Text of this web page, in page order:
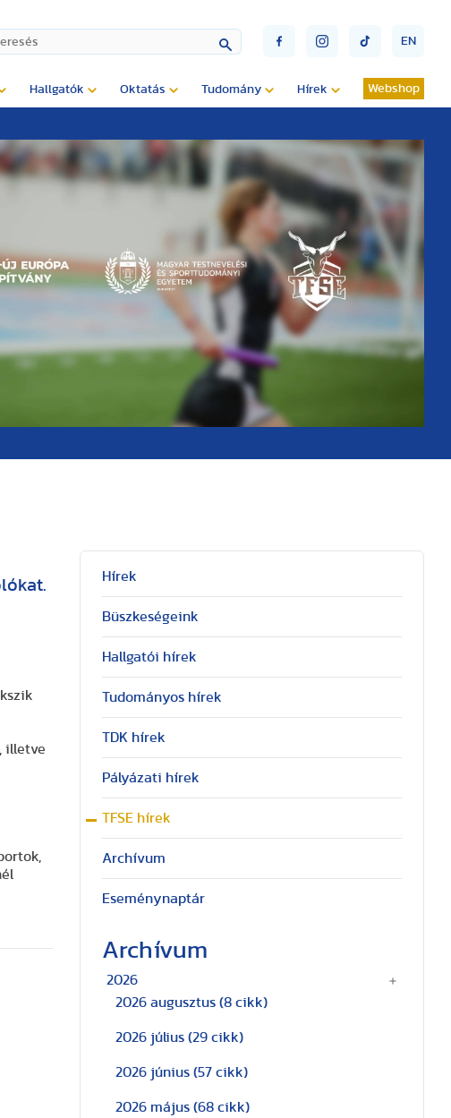
EN
Hallgatók Oktatás Tudomány Hírek Webshop
illetve
Hírek
Büszkeségeink
Hallgatói hírek
Tudományos hírek
TDK hírek
Pályázati hírek
TFSE hírek
Archívum
Eseménynaptár
Archívum
2026
2026 augusztus (8 cikk)
2026 július (29 cikk)
2026 június (57 cikk)
2026 május (68 cikk)